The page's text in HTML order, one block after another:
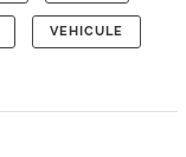
VEHICULE